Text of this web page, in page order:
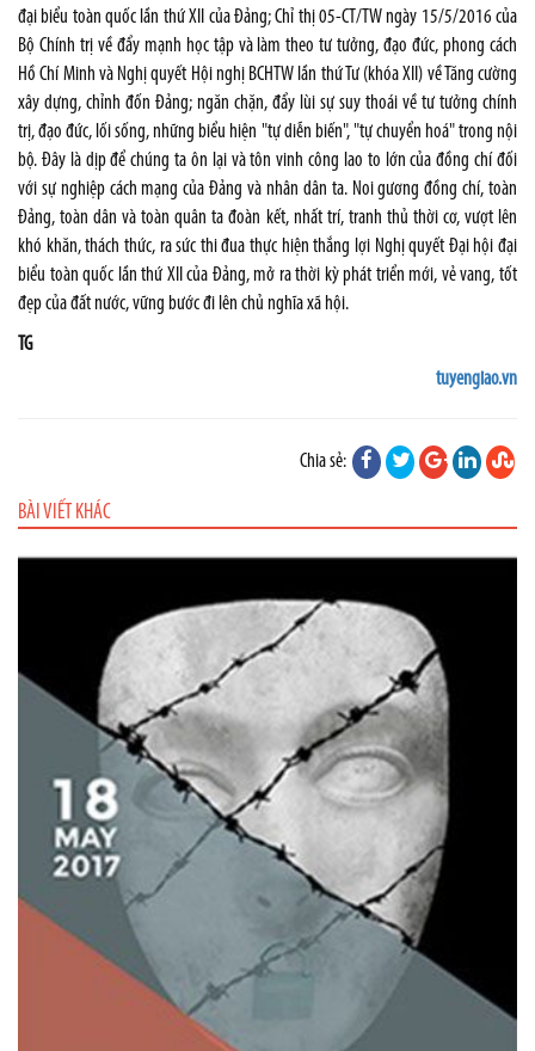
đại biểu toàn quốc lần thứ XII của Đảng; Chỉ thị 05-CT/TW ngày 15/5/2016 của
Bộ Chính trị về đẩy mạnh học tập và làm theo tư tưởng, đạo đức, phong cách
Hồ Chí Minh và Nghị quyết Hội nghị BCHTW lần thứ Tư (khóa XII) về Tăng cường
xây dựng, chỉnh đốn Đảng; ngăn chặn, đẩy lùi sự suy thoái về tư tưởng chính
trị, đạo đức, lối sống, những biểu hiện "tự diễn biến", "tự chuyển hoá" trong nội
bộ. Đây là dịp để chúng ta ôn lại và tôn vinh công lao to lớn của đồng chí đối
với sự nghiệp cách mạng của Đảng và nhân dân ta. Noi gương đồng chí, toàn
Đảng, toàn dân và toàn quân ta đoàn kết, nhất trí, tranh thủ thời cơ, vượt lên
khó khăn, thách thức, ra sức thi đua thực hiện thắng lợi Nghị quyết Đại hội đại
biểu toàn quốc lần thứ XII của Đảng, mở ra thời kỳ phát triển mới, vẻ vang, tốt
đẹp của đất nước, vững bước đi lên chủ nghĩa xã hội.
TG
tuyengiao.vn
Chia sẻ:
BÀI VIẾT KHÁC